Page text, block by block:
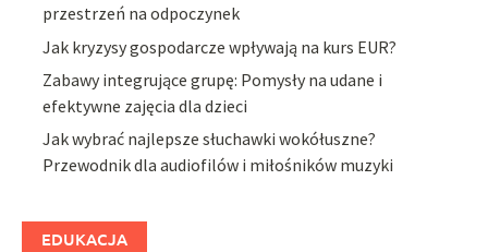
przestrzeń na odpoczynek
Jak kryzysy gospodarcze wpływają na kurs EUR?
Zabawy integrujące grupę: Pomysły na udane i
efektywne zajęcia dla dzieci
Jak wybrać najlepsze słuchawki wokółuszne?
Przewodnik dla audiofilów i miłośników muzyki
EDUKACJA